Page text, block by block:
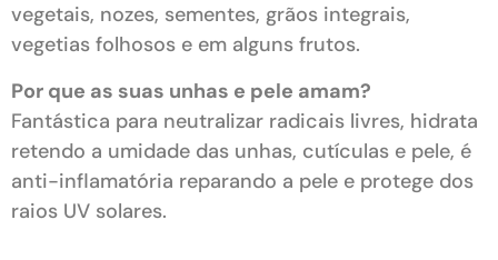
vegetais, nozes, sementes, grãos integrais,
vegetias folhosos e em alguns frutos.
Por que as suas unhas e pele amam?
Fantástica para neutralizar radicais livres, hidrata
retendo a umidade das unhas, cutículas e pele, é
anti-inflamatória reparando a pele e protege dos
raios UV solares.